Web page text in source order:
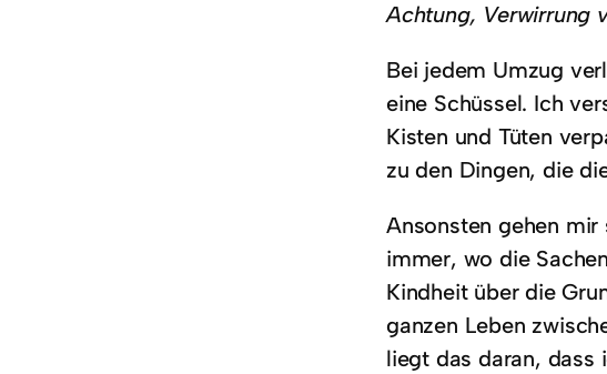
Achtung, Verwirrung
Bei jedem Umzug
eine Schüssel. Ich
Kisten und Tüten
zu den Dingen, die
Ansonsten gehen
immer, wo die
Kindheit über die
ganzen Leben
liegt das daran, dass